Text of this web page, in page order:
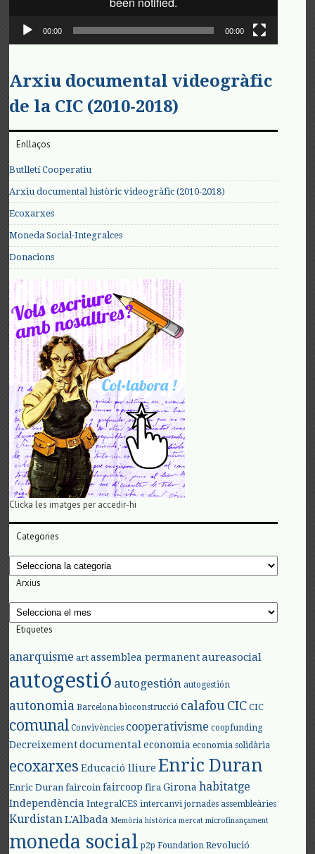
00:00 00:00
Arxiu documental videogràfic
de la CIC (2010-2018)
Enllaços
Butlletí Cooperatiu
Arxiu documental històric videogràfic (2010-2018)
Ecoxarxes
Moneda Social-Integralces
Donacions
Clicka les imatges per accedir-hi
Categories
Categories
Arxius
Arxius
Etiquetes
anarquisme art assemblea permanent aureasocial
autogestió autogestión autogestión
autonomia Barcelona bioconstrucció calafouCIC CIC
comunal Convivències cooperativisme coopfunding
Decreixement documental economia economia solidària
ecoxarxes Educació lliure Enric Duran
Enric Duran faircoin faircoop fira Girona habitatge
Independència IntegralCES intercanvi jornades assembleàries
KurdistanL'Albada Memòria històrica mercat microfinançament
moneda social p2p Foundation Revolució